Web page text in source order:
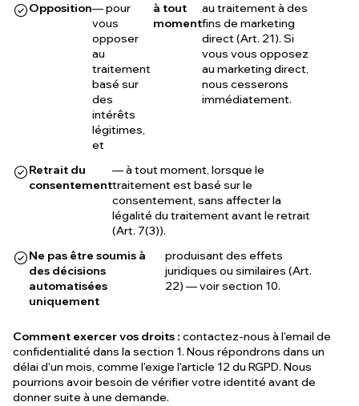
Opposition— pour
vous
opposer
au
traitement
basé sur
des
intérêts
légitimes,
et
à tout
moment
au traitement à des
fins de marketing
direct (Art. 21). Si
vous vous opposez
au marketing direct,
nous cesserons
immédiatement.
Retrait du
consentement
— à tout moment, lorsque le
traitement est basé sur le
consentement, sans affecter la
légalité du traitement avant le retrait
(Art. 7(3)).
Ne pas être soumis à
des décisions
automatisées
uniquement
produisant des effets
juridiques ou similaires (Art.
22) — voir section 10.
Comment exercer vos droits : contactez-nous à l'email de
confidentialité dans la section 1. Nous répondrons dans un
délai d'un mois, comme l'exige l'article 12 du RGPD. Nous
pourrions avoir besoin de vérifier votre identité avant de
donner suite à une demande.